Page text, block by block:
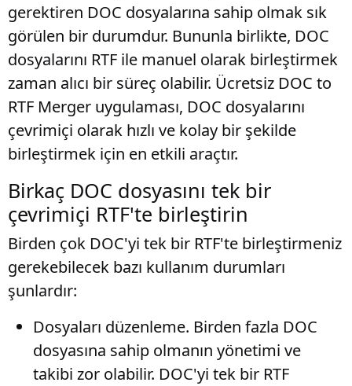
gerektiren DOC dosyalarına sahip olmak sık
görülen bir durumdur. Bununla birlikte, DOC
dosyalarını RTF ile manuel olarak birleştirmek
zaman alıcı bir süreç olabilir. Ücretsiz DOC to
RTF Merger uygulaması, DOC dosyalarını
çevrimiçi olarak hızlı ve kolay bir şekilde
birleştirmek için en etkili araçtır.
Birkaç DOC dosyasını tek bir
çevrimiçi RTF'te birleştirin
Birden çok DOC'yi tek bir RTF'te birleştirmeniz
gerekebilecek bazı kullanım durumları
şunlardır:
Dosyaları düzenleme. Birden fazla DOC
dosyasına sahip olmanın yönetimi ve
takibi zor olabilir. DOC'yi tek bir RTF